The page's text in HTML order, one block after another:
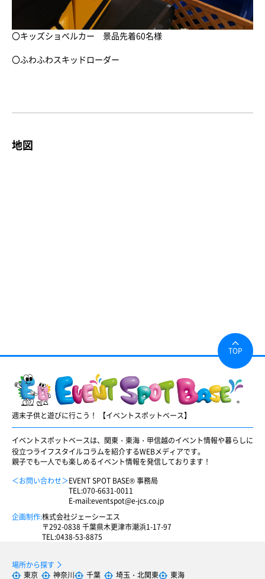
〇キッズショベルカー 景品先着60名様
〇ふわふわスキッドローダー
地図
週末子供と遊びに行こう！ 【イベントスポットベース】
イベントスポットベースは、関東・東海・甲信越のイベント情報や暮らしに
役立つライフスタイルコラムを紹介するWEBメディアです。
親子でも一人でも楽しめるイベント情報を発信しております！
＜お問い合わせ＞EVENT SPOT BASE® 事務局
TEL:070-6631-0011
E-mail:eventspot@e-jcs.co.jp
企画制作:株式会社ジェーシーエス
〒292-0838 千葉県木更津市潮浜1-17-97
TEL:0438-53-8875
場所から探す
東京
神奈川 千葉 埼玉・北関東 東海
TOP